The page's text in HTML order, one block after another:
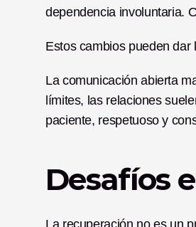
dependencia involuntaria.
Estos cambios pueden
La comunicación abierta
límites, las relaciones
paciente, respetuoso y
Desafíos
La recuperación no es un